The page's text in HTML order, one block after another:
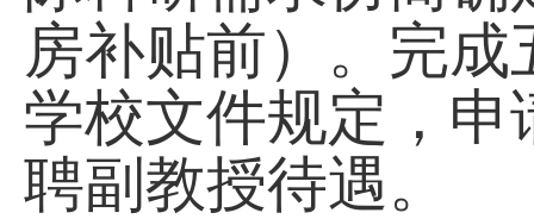
房补贴前）。 完成
学校文件规定，
聘副教授待遇。